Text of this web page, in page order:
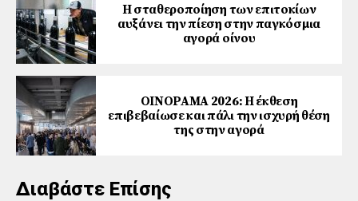
Η σταθεροποίηση των επιτοκίων
αυξάνει την πίεση στην παγκόσμια
αγορά οίνου
ΟΙΝΟΡΑΜΑ 2026: Η έκθεση
επιβεβαίωσε και πάλι την ισχυρή θέση
της στην αγορά
Διαβάστε Επίσης